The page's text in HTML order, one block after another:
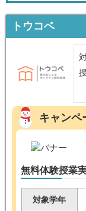
授業形
式
こ
トウコベ
キャンペ
無料体験授業
対象学年